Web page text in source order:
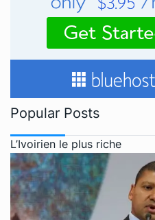
Popular Posts
L’Ivoirien le plus riche